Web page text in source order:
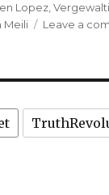
Lopez ,
Meili Leave a